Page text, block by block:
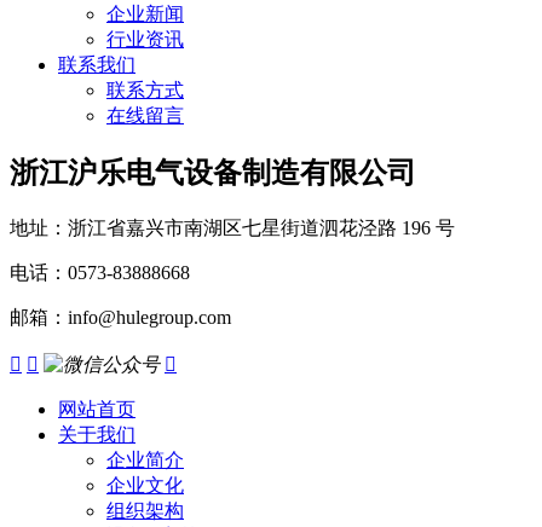
企业新闻
行业资讯
联系我们
联系方式
在线留言
浙江沪乐电气设备制造有限公司
地址：浙江省嘉兴市南湖区七星街道泗花泾路 196 号
电话：0573-83888668
邮箱：info@hulegroup.com
  
网站首页
关于我们
企业简介
企业文化
组织架构